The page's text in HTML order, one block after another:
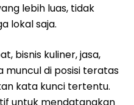
lebih luas, tidak
lokal saja.
bisnis kuliner, jasa,
muncul di posisi teratas
kata kunci tertentu.